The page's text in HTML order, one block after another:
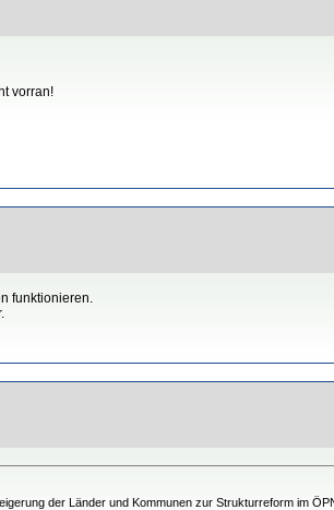
vorran!
funktionieren.
der Länder und Kommunen zur Strukturreform im